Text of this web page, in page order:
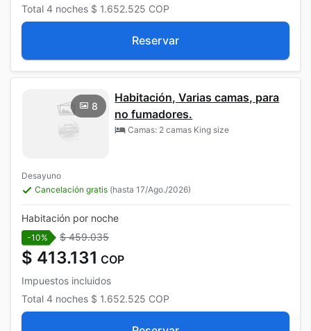
Total 4 noches $ 1.652.525 COP
Reservar
8
Habitación, Varias camas, para
no fumadores.
Camas: 2 camas King size
Desayuno
Cancelación gratis (hasta 17/Ago./2026)
Habitación por noche
-10% $ 459.035
$ 413.131 COP
Impuestos incluidos
Total 4 noches $ 1.652.525 COP